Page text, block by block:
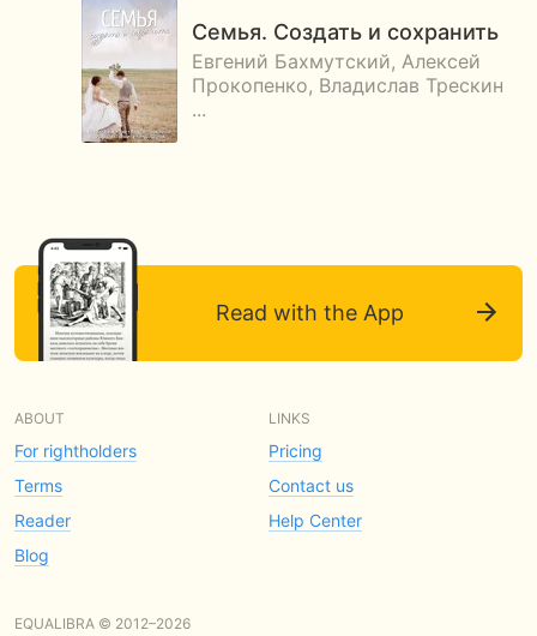
Семья. Создать и сохранить
Евгений Бахмутский, Алексей
Прокопенко, Владислав Трескин
...
Read with the App
ABOUT
For rightholders
Terms
Reader
Blog
LINKS
Pricing
Contact us
Help Center
EQUALIBRA © 2012–2026